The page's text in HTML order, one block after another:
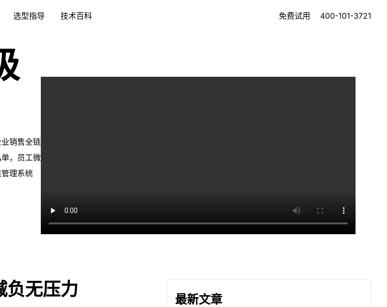
选型指导 技术百科 免费试用 400-101-3721
销售全链
，员工微
理系统
负无压力 最新文章